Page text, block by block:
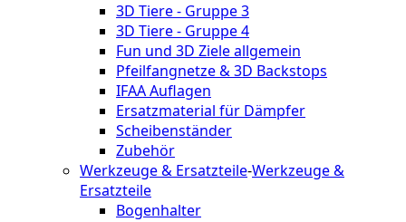
3D Tiere - Gruppe 3
3D Tiere - Gruppe 4
Fun und 3D Ziele allgemein
Pfeilfangnetze & 3D Backstops
IFAA Auflagen
Ersatzmaterial für Dämpfer
Scheibenständer
Zubehör
Werkzeuge & Ersatzteile-Werkzeuge &
Ersatzteile
Bogenhalter